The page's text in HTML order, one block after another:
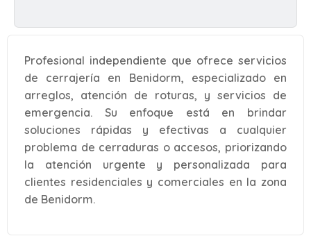
Profesional independiente que ofrece servicios
de cerrajería en Benidorm, especializado en
arreglos, atención de roturas, y servicios de
emergencia. Su enfoque está en brindar
soluciones rápidas y efectivas a cualquier
problema de cerraduras o accesos, priorizando
la atención urgente y personalizada para
clientes residenciales y comerciales en la zona
de Benidorm.